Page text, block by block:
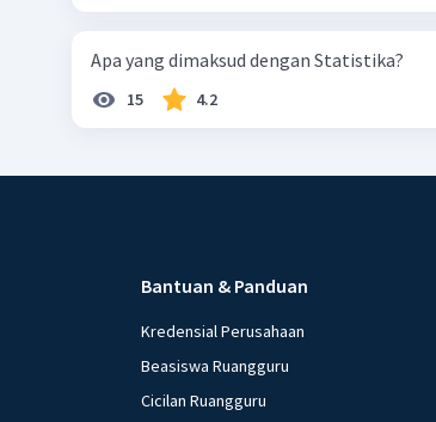
Apa yang dimaksud dengan Statistika?
15 4.2
Bantuan & Panduan
Kredensial Perusahaan
Beasiswa Ruangguru
Cicilan Ruangguru